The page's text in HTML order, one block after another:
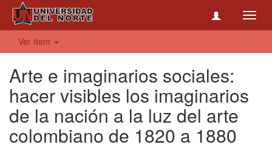
Ver ítem
Arte e imaginarios sociales:
hacer visibles los imaginarios
de la nación a la luz del arte
colombiano de 1820 a 1880